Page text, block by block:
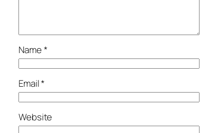
Name*
Email*
Website